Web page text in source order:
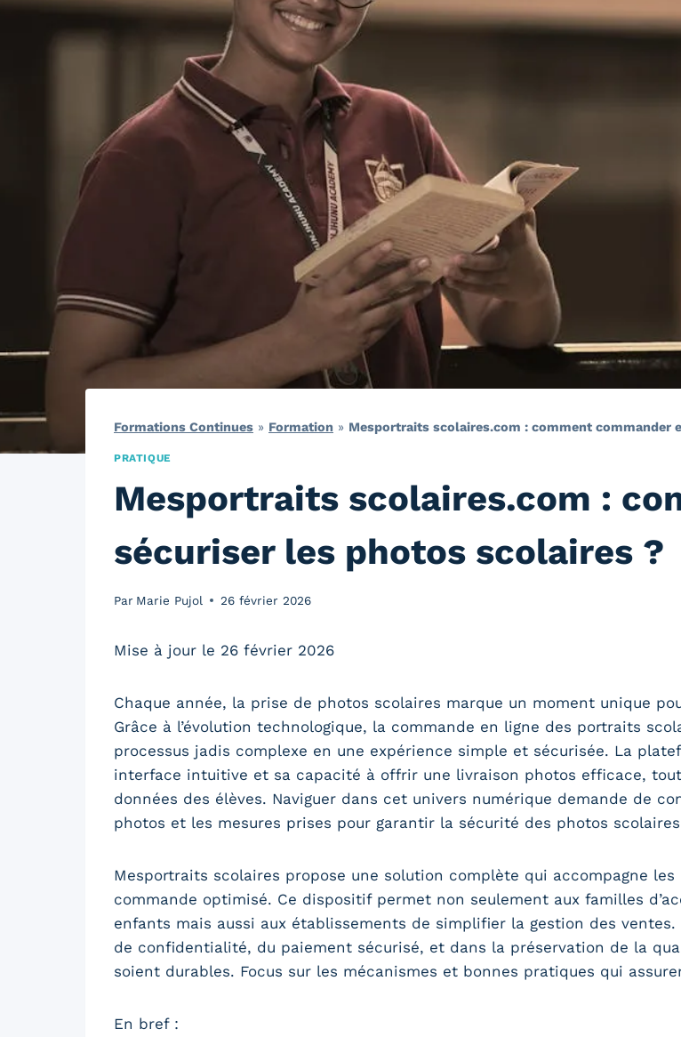
Formations Continues » Formation » Mesportraits scolaires.com : comment commander
PRATIQUE
Mesportraits scolaires.com :
sécuriser les photos scolaires ?
Par Marie Pujol 26 février 2026
Mise à jour le 26 février 2026
Chaque année, la prise de photos scolaires marque un moment unique
Grâce à l’évolution technologique, la commande en ligne des portraits
processus jadis complexe en une expérience simple et sécurisée. La
interface intuitive et sa capacité à offrir une livraison photos efficace,
données des élèves. Naviguer dans cet univers numérique demande de
photos et les mesures prises pour garantir la sécurité des photos
Mesportraits scolaires propose une solution complète qui accompagne
commande optimisé. Ce dispositif permet non seulement aux familles
enfants mais aussi aux établissements de simplifier la gestion des
de confidentialité, du paiement sécurisé, et dans la préservation de la
soient durables. Focus sur les mécanismes et bonnes pratiques qui
En bref :